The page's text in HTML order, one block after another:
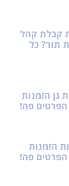
קבלת קהל
תור? כל
גן הזמנות
הפרטים פה!
הזמנות
הפרטים פה!